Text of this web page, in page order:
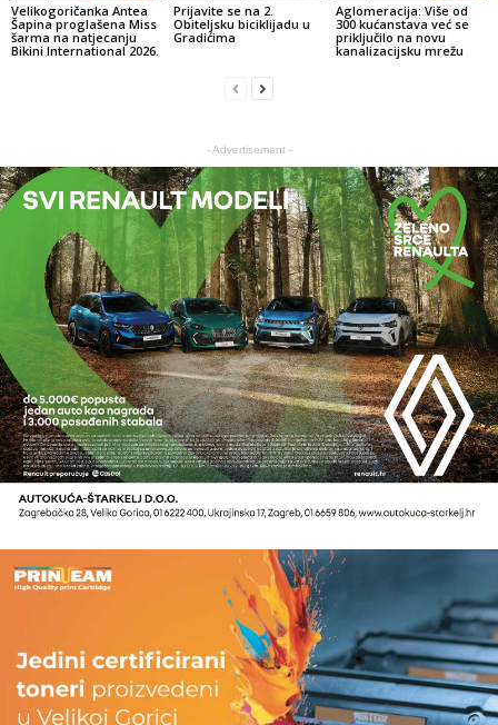
Velikogoričanka Antea
Šapina proglašena Miss
šarma na natjecanju
Bikini International 2026.
Prijavite se na 2.
Obiteljsku biciklijadu u
Gradićima
Aglomeracija: Više od
300 kućanstava već se
priključilo na novu
kanalizacijsku mrežu
- Advertisement -